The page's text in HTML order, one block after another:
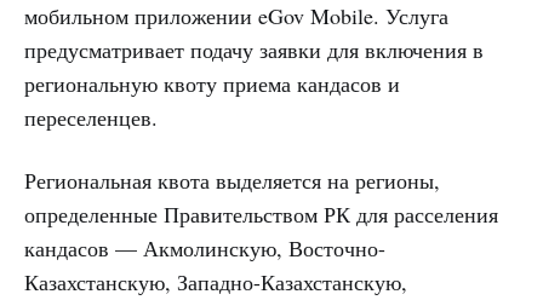
мобильном приложении eGov Mobile. Услуга
предусматривает подачу заявки для включения в
региональную квоту приема кандасов и
переселенцев.
Региональная квота выделяется на регионы,
определенные Правительством РК для расселения
кандасов — Акмолинскую, Восточно-
Казахстанскую, Западно-Казахстанскую,